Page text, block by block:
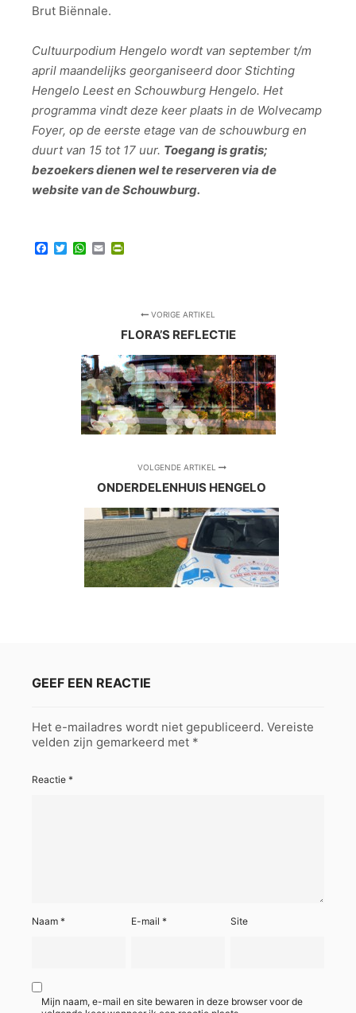
Brut Biënnale.
Cultuurpodium Hengelo wordt van september t/m
april maandelijks georganiseerd door Stichting
Hengelo Leest en Schouwburg Hengelo. Het
programma vindt deze keer plaats in de Wolvecamp
Foyer, op de eerste etage van de schouwburg en
duurt van 15 tot 17 uur. Toegang is gratis;
bezoekers dienen wel te reserveren via de
website van de Schouwburg.
Facebook
TwitterWhatsApp
Email
VORIGE ARTIKEL
FLORA’S REFLECTIE
VOLGENDE ARTIKEL
ONDERDELENHUIS HENGELO
GEEF EEN REACTIE
Het e-mailadres wordt niet gepubliceerd. Vereiste
velden zijn gemarkeerd met *
Reactie *
Naam * E-mail* Site
Mijn naam, e-mail en site bewaren in deze browser voor de